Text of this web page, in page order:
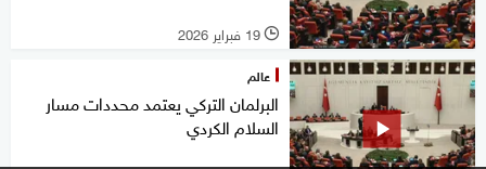
l 19 فبراير 2026
عالم
البرلمان التركي يعتمد محددات مسار
السلام الكردي